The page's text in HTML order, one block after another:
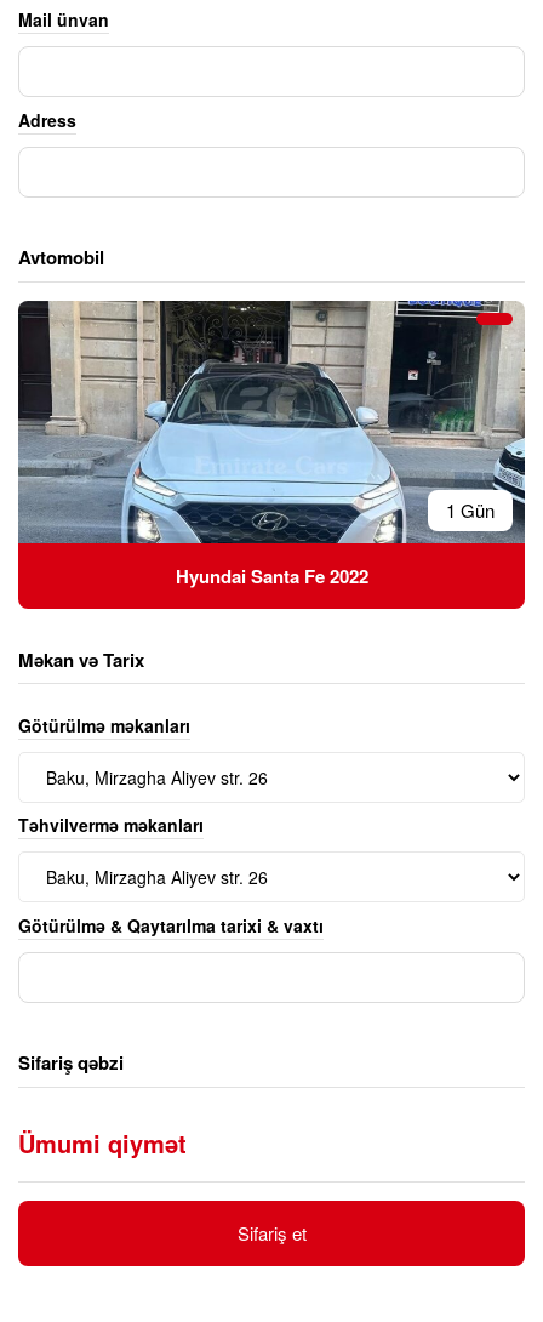
Mail ünvan
Adress
Avtomobil
1 Gün
Hyundai Santa Fe 2022
Məkan və Tarix
Götürülmə məkanları
Təhvilvermə məkanları
Götürülmə & Qaytarılma tarixi & vaxtı
Sifariş qəbzi
Ümumi qiymət
Sifariş et